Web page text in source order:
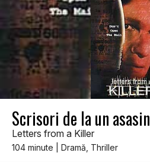
Scrisori de la un asasin
Letters from a Killer
104 minute | Dramă, Thriller